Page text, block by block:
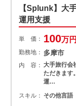
【Splunk】大
運用支援
単 価： 100万
勤務地： 多摩市
内 容： 大手旅行会
ただきま
運…
スキル： その他言語